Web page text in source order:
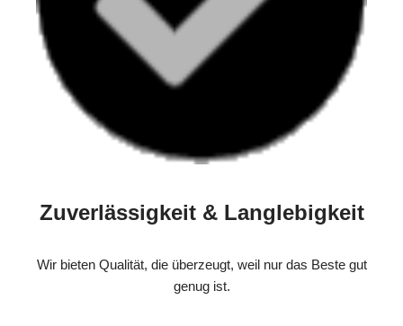
Zuverlässigkeit & Langlebigkeit
Wir bieten Qualität, die überzeugt, weil nur das Beste gut
genug ist.